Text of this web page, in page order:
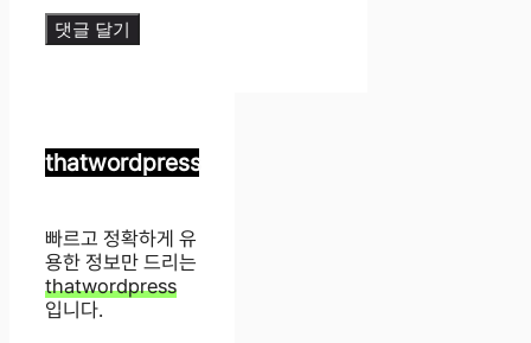
thatwordpress
빠르고 정확하게 유
용한 정보만 드리는
thatwordpress
입니다.